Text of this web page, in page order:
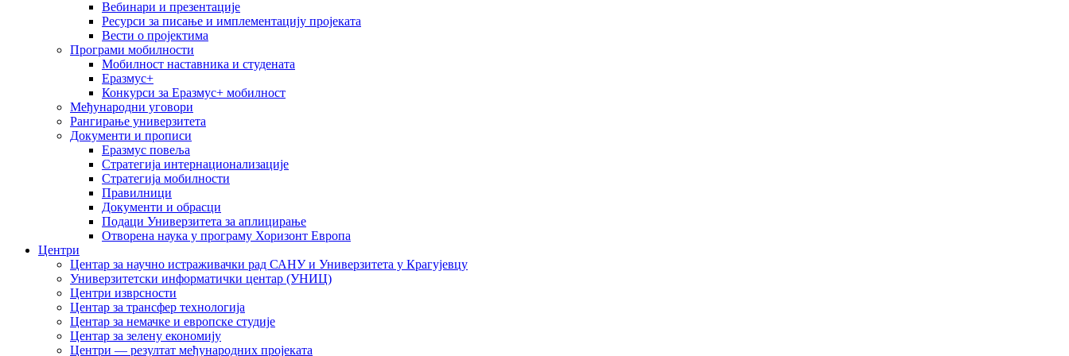
Вебинари и презентације
Ресурси за писање и имплементацију пројеката
Вести о пројектима
Програми мобилности
Мобилност наставника и студената
Еразмус+
Конкурси за Еразмус+ мобилност
Међународни уговори
Рангирање универзитета
Документи и прописи
Еразмус повеља
Стратегија интернационализације
Стратегија мобилности
Правилници
Документи и обрасци
Подаци Универзитета за аплицирање
Отворена наука у програму Хоризонт Европа
Центри
Центар за научно истраживачки рад САНУ и Универзитета у Крагујевцу
Универзитетски информатички центар (УНИЦ)
Центри изврсности
Центар за трансфер технологија
Центар за немачке и европске студије
Центар за зелену економију
Центри — резултат међународних пројеката